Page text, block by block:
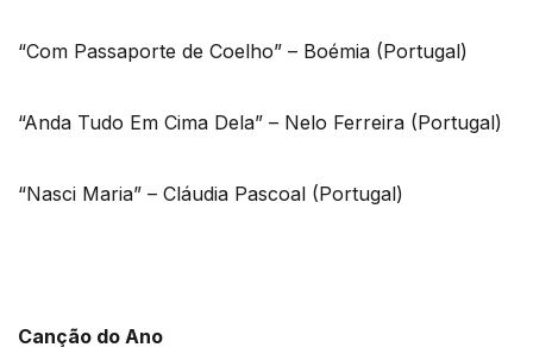
“Com Passaporte de Coelho” – Boémia (Portugal)
“Anda Tudo Em Cima Dela” – Nelo Ferreira (Portugal)
“Nasci Maria” – Cláudia Pascoal (Portugal)
Canção do Ano